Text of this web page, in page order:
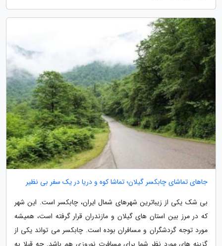
جاهای تماشای چابکسر گیلان؛ تماشا کوه و دریا در یک سفر بی نظیر
بی شک یکی از زیباترین شهرهای شمال ایران، چابکسر است. این شهر
که در مرز بین استان های گیلان و مازندران قرار گرفته است، همیشه
مورد توجه گردشگران و مسافران بوده است. چابکسر می تواند یکی از
گزینه های مورد نظر شما برای مسافرت نوروزی هم باشد. چه قبلا به